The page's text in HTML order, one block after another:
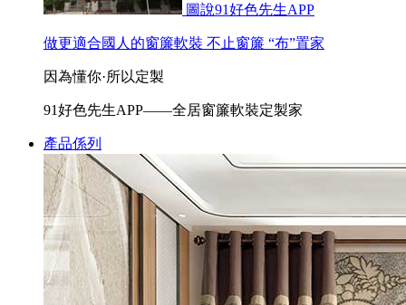
圖說91好色先生APP
做更適合國人的窗簾軟裝 不止窗簾 “布”置家
因為懂你·所以定製
91好色先生APP——全居窗簾軟裝定製家
產品係列